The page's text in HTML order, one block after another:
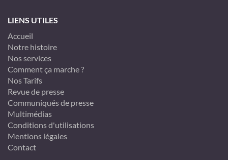
LIENS UTILES
Accueil
Notre histoire
Nos services
Comment ça marche ?
Nos Tarifs
Revue de presse
Communiqués de presse
Multimédias
Conditions d'utilisations
Mentions légales
Contact